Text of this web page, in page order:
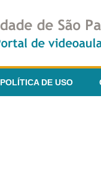
POLÍTICA DE USO